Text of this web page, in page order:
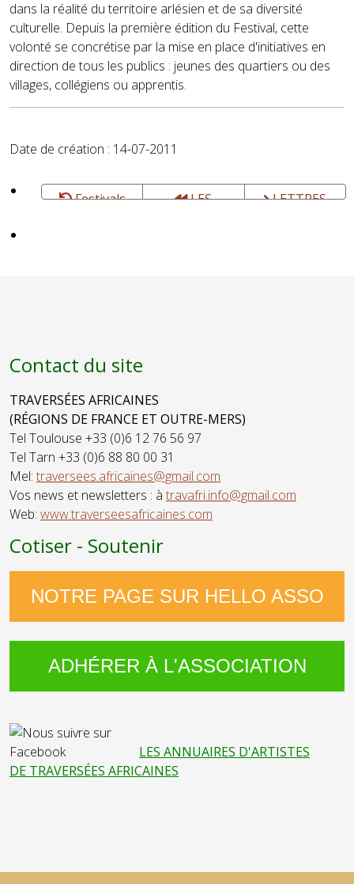
dans la réalité du territoire arlésien et de sa diversité
culturelle. Depuis la première édition du Festival, cette
volonté se concrétise par la mise en place d'initiatives en
direction de tous les publics : jeunes des quartiers ou des
villages, collégiens ou apprentis.
Date de création : 14-07-2011
Festivals
LES
LETTRES
Contact du site
TRAVERSÉES AFRICAINES
(RÉGIONS DE FRANCE ET OUTRE-MERS)
Tel Toulouse +33 (0)6 12 76 56 97
Tel Tarn +33 (0)6 88 80 00 31
Mel: traversees.africaines@gmail.com
Vos news et newsletters : à travafri.info@gmail.com
Web: www.traverseesafricaines.com
Cotiser - Soutenir
NOTRE PAGE SUR HELLO ASSO
ADHÉRER À L'ASSOCIATION
LES ANNUAIRES D'ARTISTES
DE TRAVERSÉES AFRICAINES